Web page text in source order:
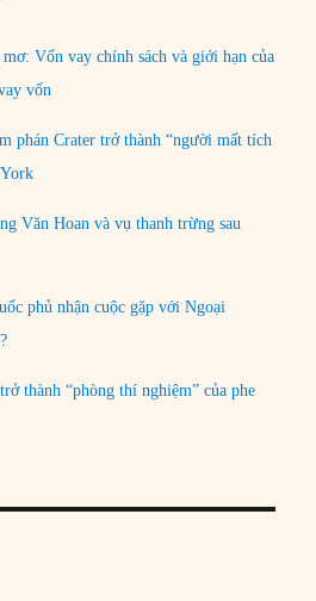
Vốn vay chính sách và giới hạn của
vốn
phán Crater trở thành “người mất tích
Văn Hoan và vụ thanh trừng sau
phủ nhận cuộc gặp với Ngoại
thành “phòng thí nghiệm” của phe